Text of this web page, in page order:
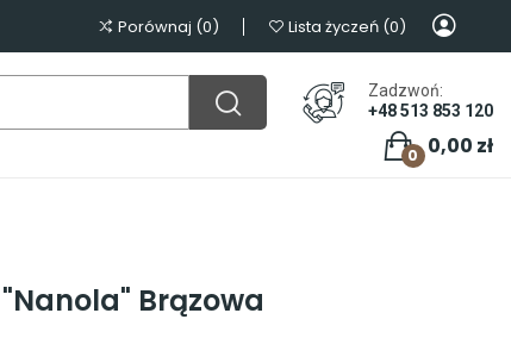
Porównaj 0 Lista życzeń 0
Zadzwoń:
+48 513 853 120
0,00 zł
0
Brązowa